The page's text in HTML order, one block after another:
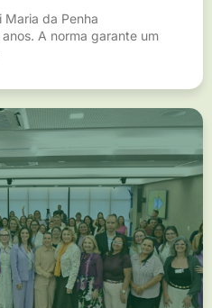
da Penha
A norma garante um